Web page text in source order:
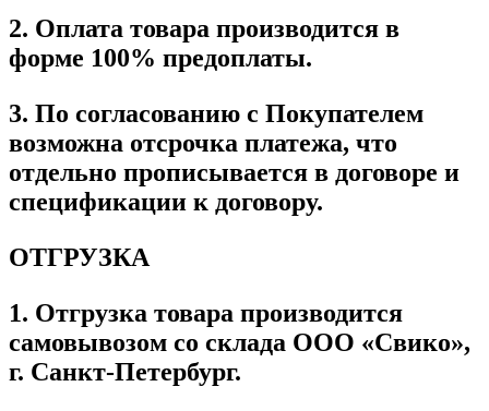
2. Оплата товара производится в
форме 100% предоплаты.
3. По согласованию с Покупателем
возможна отсрочка платежа, что
отдельно прописывается в договоре и
спецификации к договору.
ОТГРУЗКА
1. Отгрузка товара производится
самовывозом со склада ООО «Свико»,
г. Санкт-Петербург.